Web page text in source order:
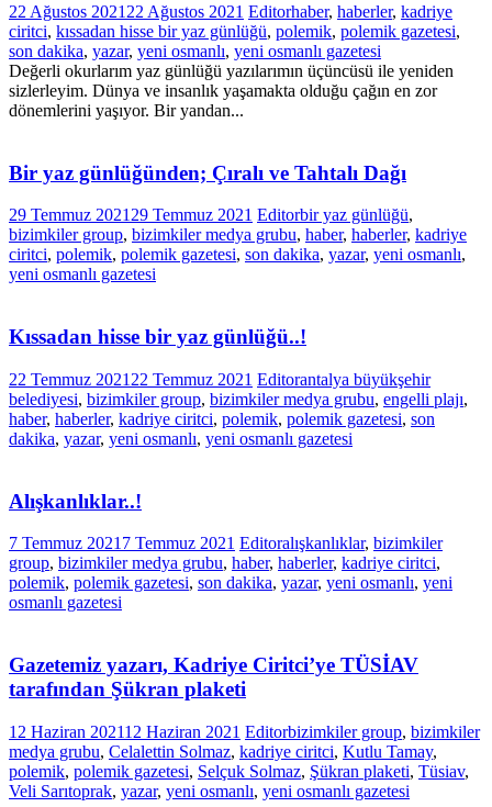
22 Ağustos 2021 22 Ağustos 2021 Editorhaber, haberler, kadriye
ciritci, kıssadan hisse bir yaz günlüğü, polemik, polemik gazetesi,
son dakika, yazar, yeni osmanlı, yeni osmanlı gazetesi
Değerli okurlarım yaz günlüğü yazılarımın üçüncüsü ile yeniden
sizlerleyim. Dünya ve insanlık yaşamakta olduğu çağın en zor
dönemlerini yaşıyor. Bir yandan...
Bir yaz günlüğünden; Çıralı ve Tahtalı Dağı
29 Temmuz 2021 29 Temmuz 2021 Editorbir yaz günlüğü,
bizimkiler group, bizimkiler medya grubu, haber, haberler, kadriye
ciritci, polemik, polemik gazetesi, son dakika, yazar, yeni osmanlı,
yeni osmanlı gazetesi
Kıssadan hisse bir yaz günlüğü..!
22 Temmuz 2021 22 Temmuz 2021 Editorantalya büyükşehir
belediyesi, bizimkiler group, bizimkiler medya grubu, engelli plajı,
haber, haberler, kadriye ciritci, polemik, polemik gazetesi, son
dakika, yazar, yeni osmanlı, yeni osmanlı gazetesi
Alışkanlıklar..!
7 Temmuz 2021 7 Temmuz 2021 Editoralışkanlıklar, bizimkiler
group, bizimkiler medya grubu, haber, haberler, kadriye ciritci,
polemik, polemik gazetesi, son dakika, yazar, yeni osmanlı, yeni
osmanlı gazetesi
Gazetemiz yazarı, Kadriye Ciritci’ye TÜSİAV
tarafından Şükran plaketi
12 Haziran 202112 Haziran 2021 Editorbizimkiler group, bizimkiler
medya grubu, Celalettin Solmaz, kadriye ciritci, Kutlu Tamay,
polemik, polemik gazetesi, Selçuk Solmaz, Şükran plaketi, Tüsiav,
Veli Sarıtoprak, yazar, yeni osmanlı, yeni osmanlı gazetesi